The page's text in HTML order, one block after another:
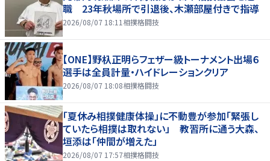
職 23年秋場所で引退後、木瀬部屋付きで指導
2026/08/07 18:11 相撲格闘技
【ONE】野杁正明らフェザー級トーナメント出場６
選手は全員計量・ハイドレーションクリア
2026/08/07 18:08相撲格闘技
「夏休み相撲健康体操」に不動豊が参加「緊張し
ていたら相撲は取れない」 教習所に通う大森、
垣添は「仲間が増えた」
2026/08/07 17:57相撲格闘技